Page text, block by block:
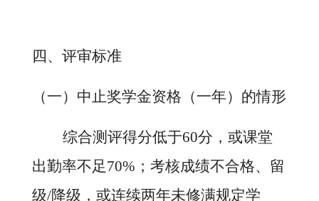
四、评审标准
（一）中止奖学金资格（一年）的情形
综合测评得分低于60分，或课堂
出勤率不足70%；考核成绩不合格、留
级/降级，或连续两年未修满规定学